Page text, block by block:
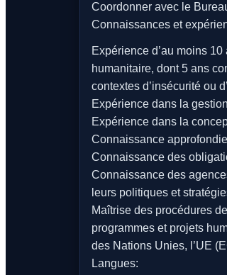
Coordonner avec le
Connaissances et
Expérience d’au moins
humanitaire, dont 5 ans
contextes d’insécurité ou
Expérience dans la
Expérience dans la
Connaissance
Connaissance des
Connaissance des
leurs politiques et
Maîtrise des procédures
programmes et projets
des Nations Unies, l’UE
Langues: